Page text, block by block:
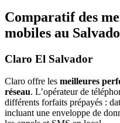
Comparatif des
mobiles au
Claro El Salvador
Claro offre les meilleures
réseau. L’opérateur de
différents forfaits prépayés :
incluant une enveloppe de